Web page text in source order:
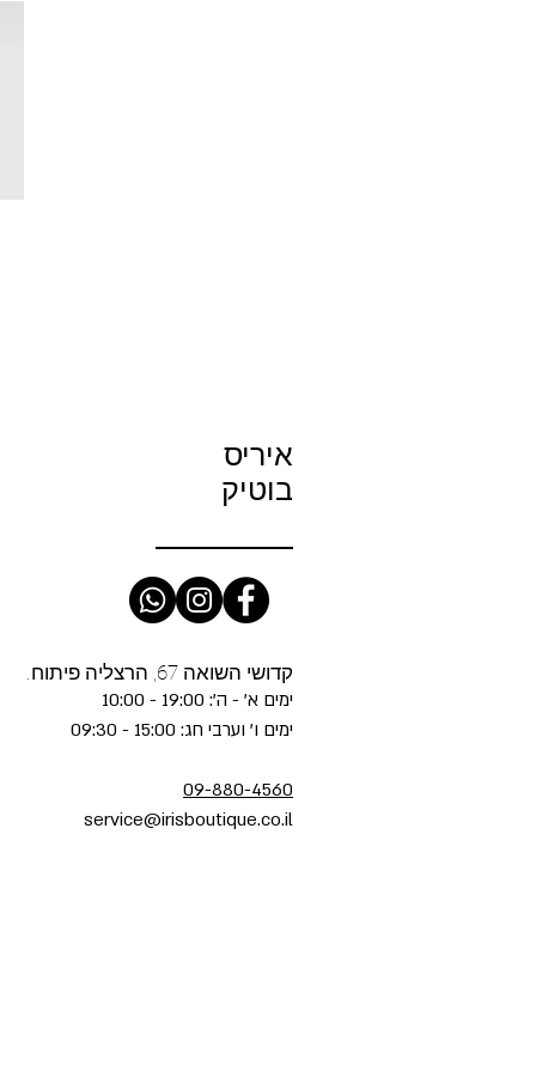
איריס
בוטיק
קדושי השואה 67, הרצליה פיתוח.
ימים א' - ה': 19:00 - 10:00
ימים ו' וערבי חג: 15:00 - 09:30
09-880-4560
service@irisboutique.co.il